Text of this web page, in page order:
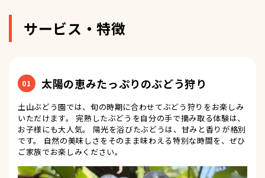
サービス・特徴
01 太陽の恵みたっぷりのぶどう狩り
土山ぶどう園では、旬の時期に合わせてぶどう狩りをお楽しみ
いただけます。 完熟したぶどうを自分の手で摘み取る体験は、
お子様にも大人気。 陽光を浴びたぶどうは、甘みと香りが格別
です。 自然の美味しさをそのまま味わえる特別な時間を、ぜひ
ご家族でお楽しみください。